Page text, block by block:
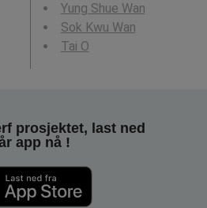
Yung Shue Wan
Sok Kwu Wan
Tai O
prosjektet, last ned
app nå !